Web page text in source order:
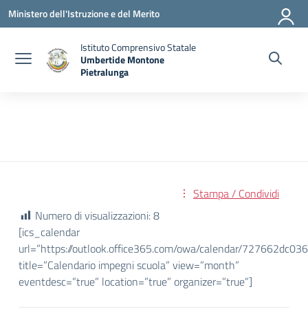
Vai ai contenuti
Vai al menu di navigazione
Vai al footer
Ministero dell'Istruzione e del Merito
Istituto Comprensivo Statale
Umbertide Montone
Pietralunga
Stampa / Condividi
Numero di visualizzazioni:8
[ics_calendar
url=”https://outlook.office365.com/owa/calendar/
title=”Calendario impegni scuola” view=”month”
eventdesc=”true” location=”true” organizer=”true”]